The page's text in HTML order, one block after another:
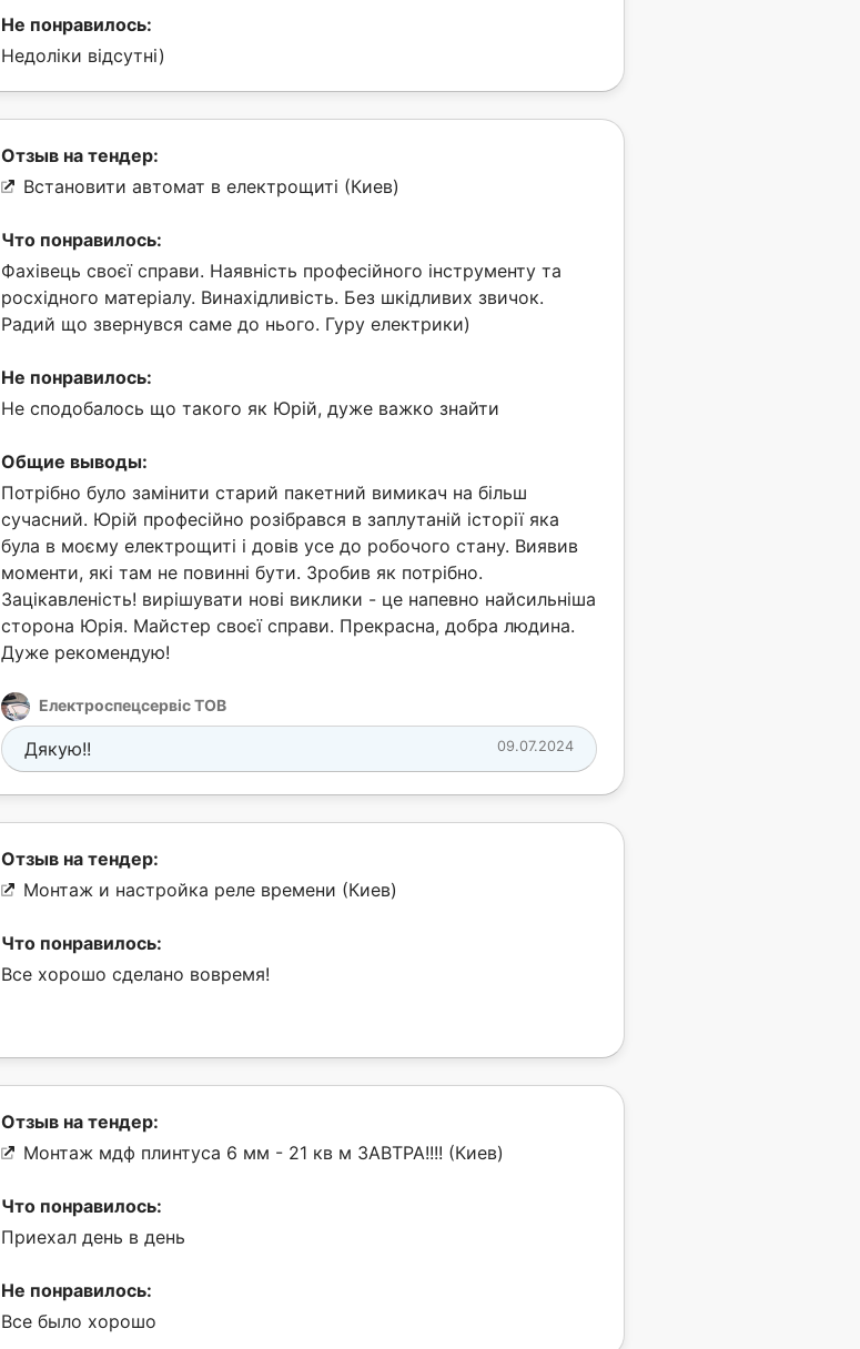
Не понравилось:
Недоліки відсутні)
Отзыв на тендер:
Встановити автомат в електрощиті (Киев)
Что понравилось:
Фахівець своєї справи. Наявність професійного інструменту та
росхідного матеріалу. Винахідливість. Без шкідливих звичок.
Радий що звернувся саме до нього. Гуру електрики)
Не понравилось:
Не сподобалось що такого як Юрій, дуже важко знайти
Общие выводы:
Потрібно було замінити старий пакетний вимикач на більш
сучасний. Юрій професійно розібрався в заплутаній історії яка
була в моєму електрощиті і довів усе до робочого стану. Виявив
моменти, які там не повинні бути. Зробив як потрібно.
Зацікавленість! вирішувати нові виклики - це напевно найсильніша
сторона Юрія. Майстер своєї справи. Прекрасна, добра людина.
Дуже рекомендую!
Електроспецсервіс ТОВ
09.07.2024
Дякую!!
Отзыв на тендер:
Монтаж и настройка реле времени (Киев)
Что понравилось:
Все хорошо сделано вовремя!
Отзыв на тендер:
Монтаж мдф плинтуса 6 мм - 21 кв м ЗАВТРА!!!! (Киев)
Что понравилось:
Приехал день в день
Не понравилось:
Все было хорошо